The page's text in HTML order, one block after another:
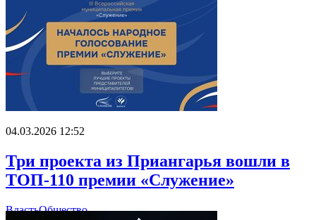
04.03.2026 12:52
Три проекта из Приангарья вошли в
ТОП-110 премии «Служение»
ВластьОбщество